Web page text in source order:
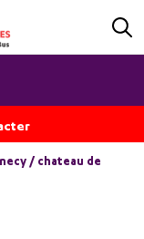
/ chateau de